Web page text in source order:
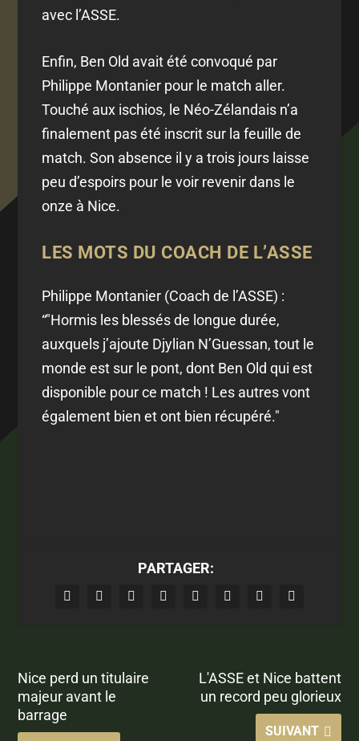
avec l’ASSE.
Enfin, Ben Old avait été convoqué par
Philippe Montanier pour le match aller.
Touché aux ischios, le Néo-Zélandais n’a
finalement pas été inscrit sur la feuille de
match. Son absence il y a trois jours laisse
peu d’espoirs pour le voir revenir dans le
onze à Nice.
LES MOTS DU COACH DE L’ASSE
Philippe Montanier (Coach de l’ASSE) :
“"Hormis les blessés de longue durée,
auxquels j’ajoute Djylian N’Guessan, tout le
monde est sur le pont, dont Ben Old qui est
disponible pour ce match ! Les autres vont
également bien et ont bien récupéré."
PARTAGER:
Nice perd un titulaire
majeur avant le
barrage
L'ASSE et Nice battent
un record peu glorieux
SUIVANT